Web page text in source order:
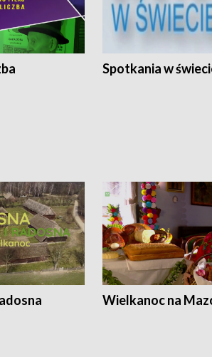
Spotkania w
Wielkanoc na